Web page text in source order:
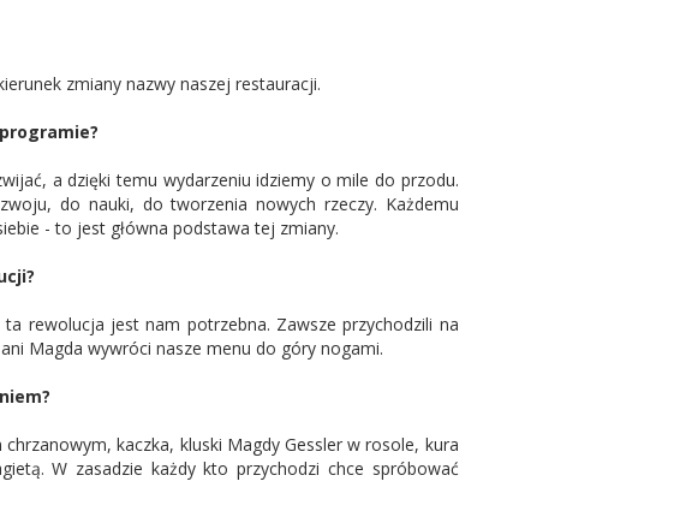
zmiany nazwy naszej restauracji.
a dzięki temu wydarzeniu idziemy o mile do przodu.
do nauki, do tworzenia nowych rzeczy. Każdemu
- to jest główna podstawa tej zmiany.
rewolucja jest nam potrzebna. Zawsze przychodzili na
Magda wywróci nasze menu do góry nogami.
kaczka, kluski Magdy Gessler w rosole, kura
W zasadzie każdy kto przychodzi chce spróbować